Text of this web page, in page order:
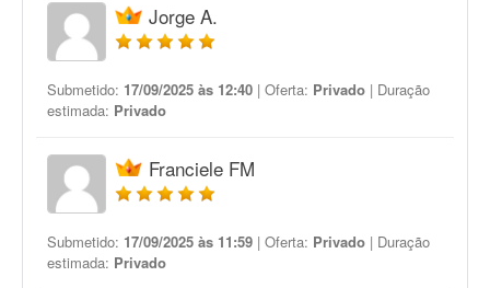
Jorge A.
Submetido: 17/09/2025 às 12:40 | Oferta: Privado | Duração
estimada: Privado
Franciele FM
Submetido: 17/09/2025 às 11:59 | Oferta: Privado | Duração
estimada: Privado